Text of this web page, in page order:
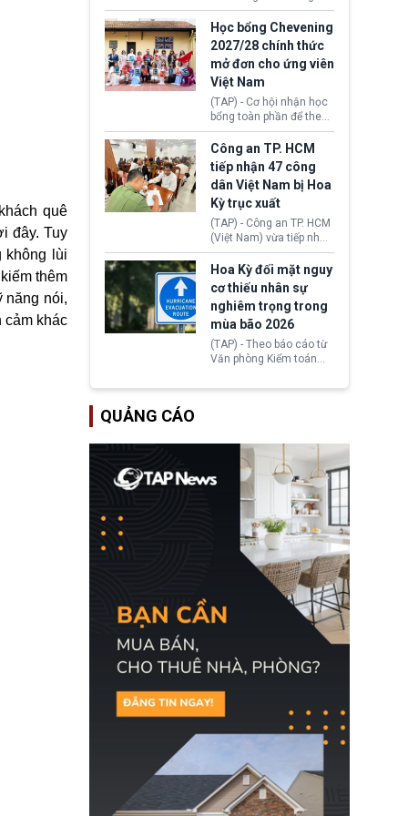
quê
đây. Tuy
không lùi
thêm
năng nói,
cảm khác
lên lo ngại về việc thực
thi Thỏa thuận Rút khỏi
Liên minh châu Âu
(Withdrawal
Agreement).
sớm đạt thỏa thuận với
Iran nhằm mở lại eo biển
Hormuz, mở đường cho
việc khôi phục hoạt
động hàng hải. Những
tín hiệu ngoại giao tích
cực này lập tức tác động
đến thị trường năng
lượng, kéo giá dầu thế
giới lùi sâu xuống dưới
mức 80 USD/thùng.
Học bổng Chevening
2027/28 chính thức
mở đơn cho ứng viên
Việt Nam
(TAP) - Cơ hội nhận học
bổng toàn phần để theo
học chương trình thạc sĩ
tại Vương quốc Anh đã
chính thức quay trở lại.
Học bổng Chevening
2027/28 của Chính phủ
Anh vừa mở cổng ứng
tuyển dành riêng ứng
viên Việt Nam, hỗ trợ
toàn bộ chi phí học tập
cùng nhiều quyền lợi
trong suốt một năm
học.
Công an TP. HCM
tiếp nhận 47 công
dân Việt Nam bị Hoa
Kỳ trục xuất
(TAP) - Công an TP. HCM
(Việt Nam) vừa tiếp nhận
47 công dân Việt Nam bị
Hoa Kỳ trục xuất về
nước. Đây là đợt có số
lượng lớn nhất từ đầu
năm 2026 đến nay, phản
ánh xu hướng gia tăng
các trường hợp trục
xuất.
Hoa Kỳ đối mặt nguy
cơ thiếu nhân sự
nghiêm trọng trong
mùa bão 2026
(TAP) - Theo báo cáo từ
Văn phòng Kiểm toán
quan Quản lý Khẩn cấp
nguy cơ thiếu hụt lực
lượng trầm trọng. Điều
này cần được đặc biệt
chú ý bởi nếu các siêu
bão đổ bộ Hoa Kỳ ở nửa
cuối năm 2026, lực
lượng ứng phó “mỏng”
có thể làm nghẽn công
tác cứu trợ; dẫn đến hệ
thống ứng phó khẩn cấp
quốc gia quá tải.
QUẢNG CÁO